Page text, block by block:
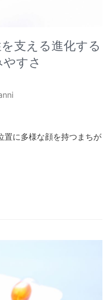
支える進化する
すさ
置に多様な顔を持つまちが